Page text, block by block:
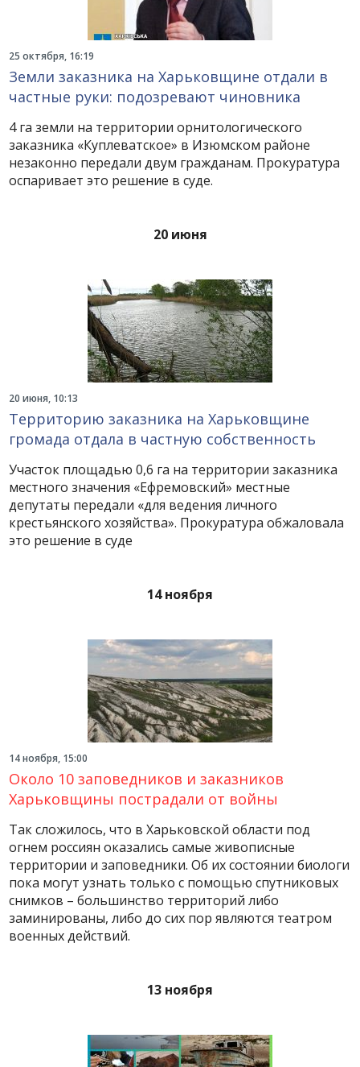
25 октября, 16:19
Земли заказника на Харьковщине отдали в
частные руки: подозревают чиновника
4 га земли на территории орнитологического
заказника «Куплеватское» в Изюмском районе
незаконно передали двум гражданам. Прокуратура
оспаривает это решение в суде.
20 июня
20 июня, 10:13
Территорию заказника на Харьковщине
громада отдала в частную собственность
Участок площадью 0,6 га на территории заказника
местного значения «Ефремовский» местные
депутаты передали «для ведения личного
крестьянского хозяйства». Прокуратура обжаловала
это решение в суде
14 ноября
14 ноября, 15:00
Около 10 заповедников и заказников
Харьковщины пострадали от войны
Так сложилось, что в Харьковской области под
огнем россиян оказались самые живописные
территории и заповедники. Об их состоянии биологи
пока могут узнать только с помощью спутниковых
снимков – большинство территорий либо
заминированы, либо до сих пор являются театром
военных действий.
13 ноября